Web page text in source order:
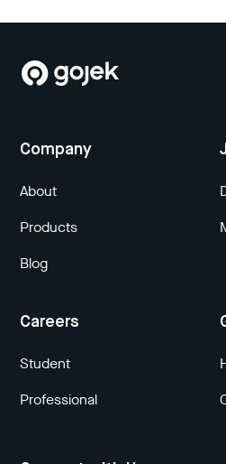
Company
About
Products
Blog
Careers
Student
Professional